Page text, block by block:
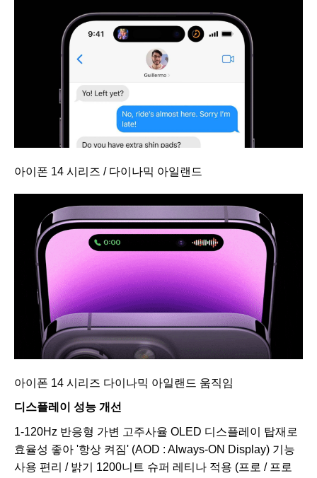
아이폰 14 시리즈 / 다이나믹 아일랜드
아이폰 14 시리즈 다이나믹 아일랜드 움직임
디스플레이 성능 개선
1-120Hz 반응형 가변 고주사율 OLED 디스플레이 탑재로
효율성 좋아 '항상 켜짐' (AOD : Always-ON Display) 기능
사용 편리 / 밝기 1200니트 슈퍼 레티나 적용 (프로 / 프로